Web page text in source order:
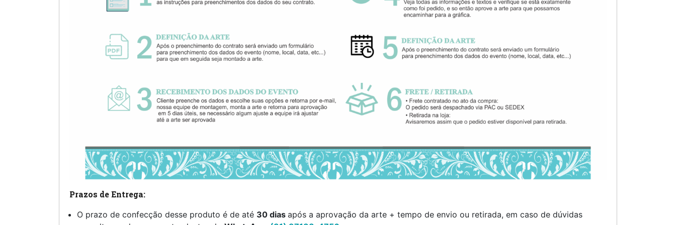
Prazos de Entrega:
O prazo de confecção desse produto é de até 30 dias após a aprovação da arte + tempo de envio ou retirada, em caso de dúvidas